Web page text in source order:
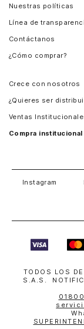
Nuestras políticas
Línea de
Contáctanos
¿Cómo comprar?
Crece con nosotros
¿Quieres ser
Ventas
Compra institucional
Instagram
TODOS LOS
S.A.S.